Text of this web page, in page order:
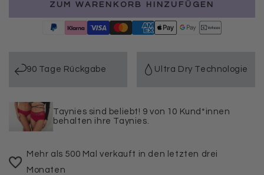
Menge
für
Taynie
Menge
für
3er
Taynie
ZUM WARENKORB HINZUFÜGEN
90 Tage Rückgabe Ultra Dry Technologie
Taynies sind beliebt! 9 von 10 Kund*innen
behalten ihre Taynies.
Mehr als 500 Mal verkauft in den letzten drei
Monaten